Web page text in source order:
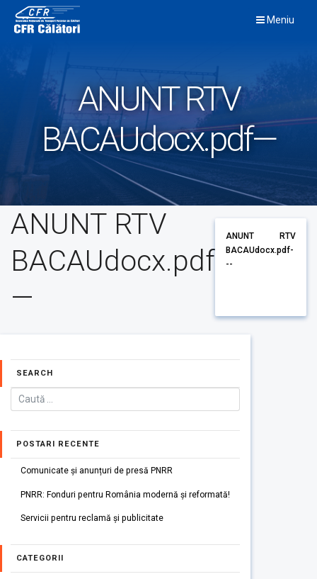
content
Meniu
ANUNT RTV
BACAUdocx.pdf—
ANUNT RTV
BACAUdocx.pdf
—
ANUNT RTV
BACAUdocx.pdf-
--
SEARCH
POSTARI RECENTE
Comunicate și anunțuri de presă PNRR
PNRR: Fonduri pentru România modernă și reformată!
Servicii pentru reclamă și publicitate
CATEGORII